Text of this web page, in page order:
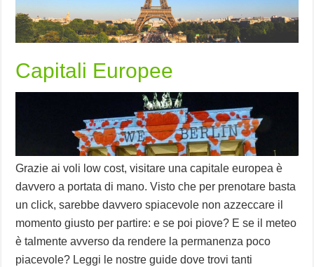
Capitali Europee
Grazie ai voli low cost, visitare una capitale europea è
davvero a portata di mano. Visto che per prenotare basta
un click, sarebbe davvero spiacevole non azzeccare il
momento giusto per partire: e se poi piove? E se il meteo
è talmente avverso da rendere la permanenza poco
piacevole? Leggi le nostre guide dove trovi tanti